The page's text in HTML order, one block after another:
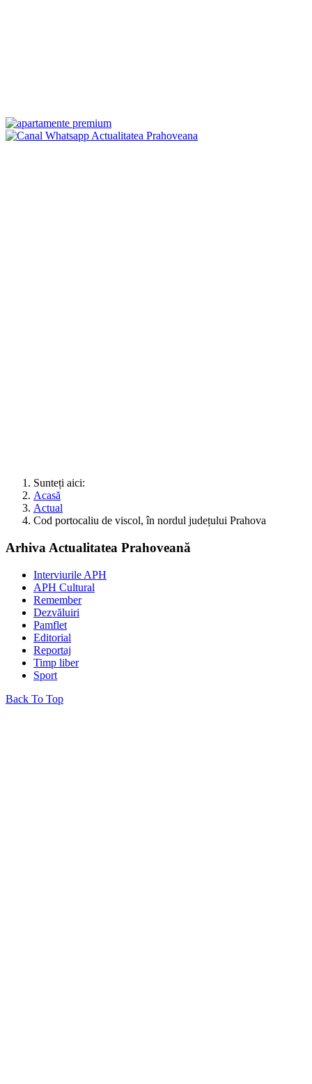
Sunteți aici:
Acasă
Actual
Cod portocaliu de viscol, în nordul județului Prahova
Arhiva Actualitatea Prahoveană
Interviurile APH
APH Cultural
Remember
Dezvăluiri
Pamflet
Editorial
Reportaj
Timp liber
Sport
Back To Top